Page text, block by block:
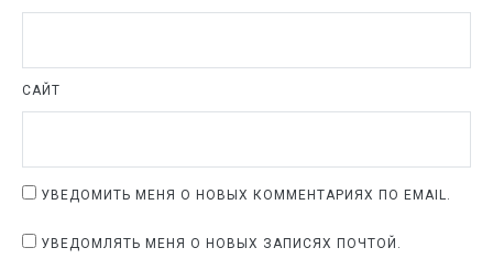
САЙТ
УВЕДОМИТЬ МЕНЯ О НОВЫХ КОММЕНТАРИЯХ ПО EMAIL.
УВЕДОМЛЯТЬ МЕНЯ О НОВЫХ ЗАПИСЯХ ПОЧТОЙ.